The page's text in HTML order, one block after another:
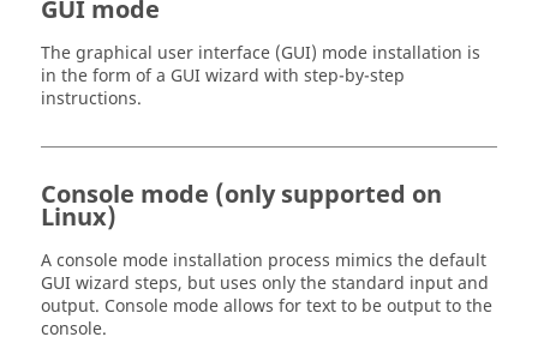
GUI mode
The graphical user interface (GUI) mode installation is
in the form of a GUI wizard with step-by-step
instructions.
Console mode (only supported on
Linux)
A console mode installation process mimics the default
GUI wizard steps, but uses only the standard input and
output. Console mode allows for text to be output to the
console.